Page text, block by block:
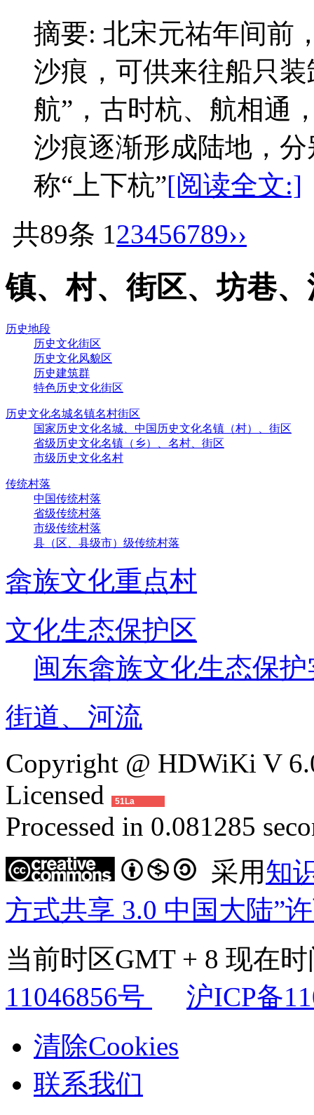
摘要: 北宋元祐年间前
沙痕，可供来往船只
航”，古时杭、航相通
沙痕逐渐形成陆地，分
称“上下杭”[阅读全文:]
共89条 123456789››
镇、村、街区、坊巷
历史地段
历史文化街区
历史文化风貌区
历史建筑群
特色历史文化街区
历史文化名城名镇名村街区
国家历史文化名城、中国历史文化名镇（村）、街区
省级历史文化名镇（乡）、名村、街区
市级历史文化名村
传统村落
中国传统村落
省级传统村落
市级传统村落
县（区、县级市）级传统村落
畲族文化重点村
文化生态保护区
闽东畲族文化生态保
街道、河流
Copyright @ HDWiKi V
Licensed
51La
Processed in 0.081285
采用知
方式共享 3.0 中国大陆”
当前时区GMT + 8 现在
11046856号
沪ICP备
清除Cookies
联系我们